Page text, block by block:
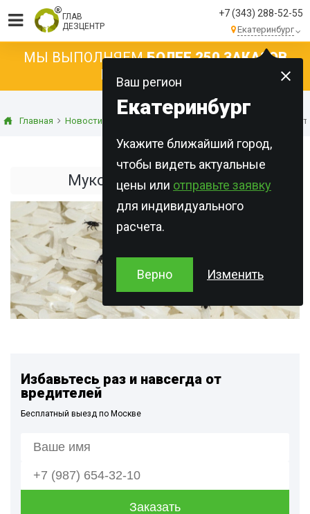
ГЛАВ
ДЕЗЦЕНТР
+7 (343) 288-52-55
Екатеринбург
Ваш регион
Екатеринбург
Укажите ближайший город,
чтобы видеть актуальные
цены или отправьте заявку
для индивидуального
расчета.
Верно Изменить
МЫ ВЫПОЛНЯЕМБОЛЕЕ 250 ЗАКАЗОВ
КАЖДЫЙ ДЕНЬ!
Главная Новости Статьи о дезинсекции Мукоед - жук
Мукоед - жук вредитель
Избавьтесь раз и навсегда от
вредителей
Бесплатный выезд по Москве